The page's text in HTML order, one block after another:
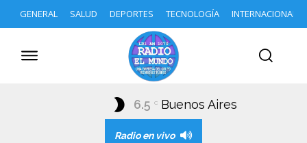
GENERAL SALUD DEPORTES TECNOLOGÍA INTERNACIONAL
6.5 C Buenos Aires
Radio en vivo